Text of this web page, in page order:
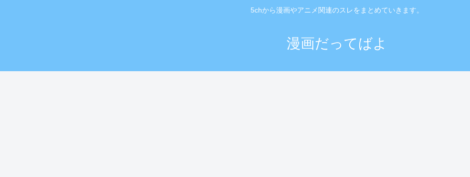
5chから漫画やアニメ関連のスレをまとめていきます。
漫画だってばよ